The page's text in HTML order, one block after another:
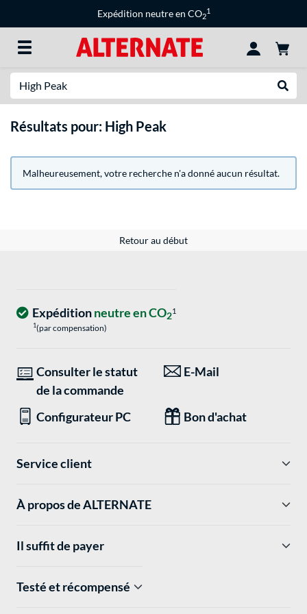
Expédition neutre en CO2
1
Résultats pour: High Peak
Malheureusement, votre recherche n'a donné aucun résultat.
Retour au début
Expéditionneutre en CO21
1(par compensation)
Consulter le statut
de la commande
E-Mail
Configurateur PC Bon d'achat
Service client
À propos de ALTERNATE
Il suffit de payer
Testé et récompensé